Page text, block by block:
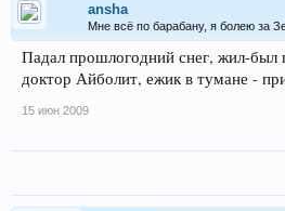
ansha
Мне всё по барабану, я болею за
Падал прошлогодний снег, жил-был
доктор Айболит, ежик в тумане -
15 июн 2009